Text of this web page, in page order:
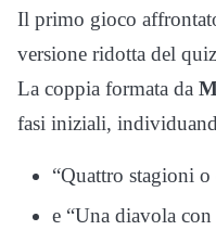
Il primo gioco
versione ridotta del
La coppia formata da
fasi iniziali,
“Quattro stagioni o
e “Una diavola con